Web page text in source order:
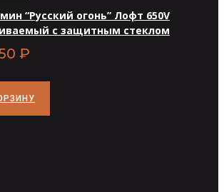
“Русский огонь” Лофт 650V
с защитным стеклом
₽